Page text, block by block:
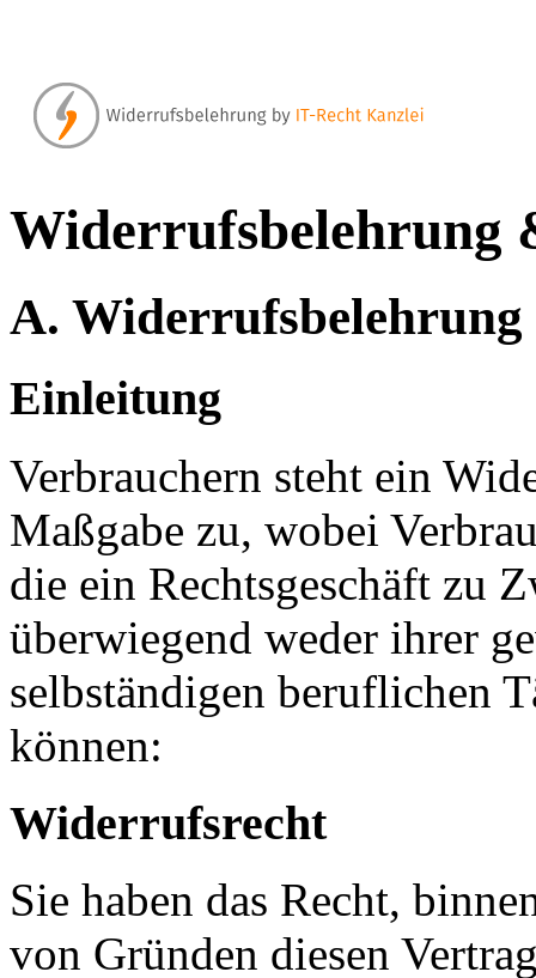
A. Widerrufsbelehrung
Einleitung
Verbrauchern steht ein
Maßgabe zu, wobei
die ein Rechtsgeschäft zu
überwiegend weder ihrer
selbständigen beruflichen
können:
Widerrufsrecht
Sie haben das Recht,
von Gründen diesen